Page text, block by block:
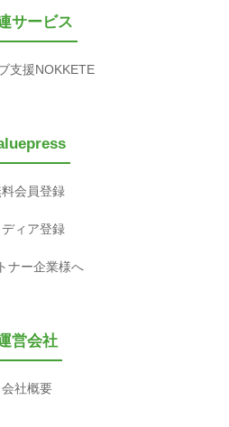
サービス
支援NOKKETE
会員登録
ディア登録
ナー企業様へ
営会社
会社概要